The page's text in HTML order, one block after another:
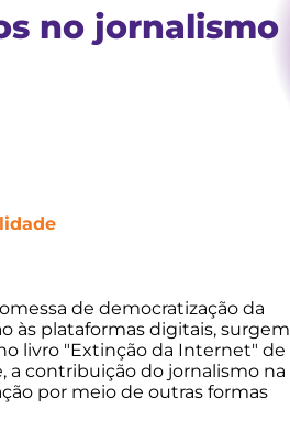
no jornalismo
de democratização da
às plataformas digitais, surgem
livro "Extinção da Internet" de
a contribuição do jornalismo na
por meio de outras formas